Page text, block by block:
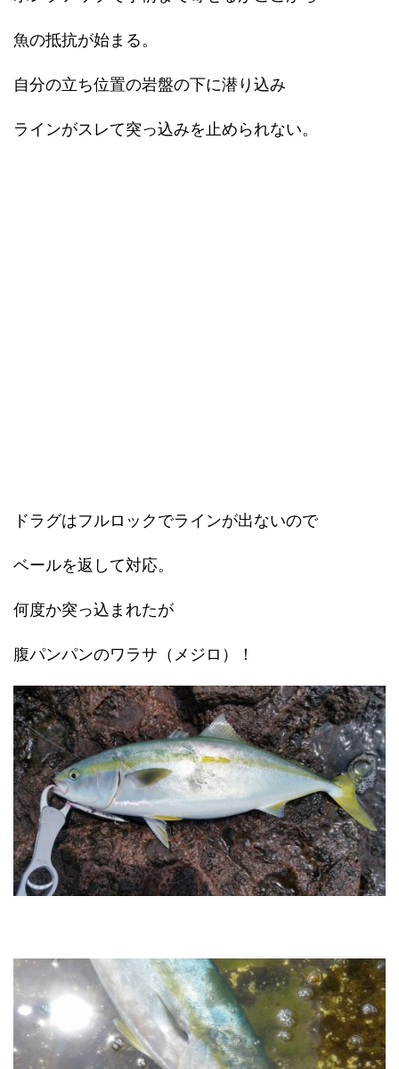
魚の抵抗が始まる。
自分の立ち位置の岩盤の下に潜り込み
ラインがスレて突っ込みを止められない。
ドラグはフルロックでラインが出ないので
ベールを返して対応。
何度か突っ込まれたが
腹パンパンのワラサ（メジロ）！